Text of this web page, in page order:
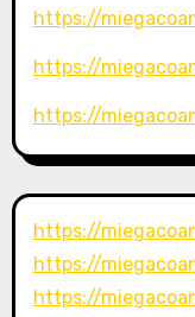
https://
https://
https://
https://
https://
https://